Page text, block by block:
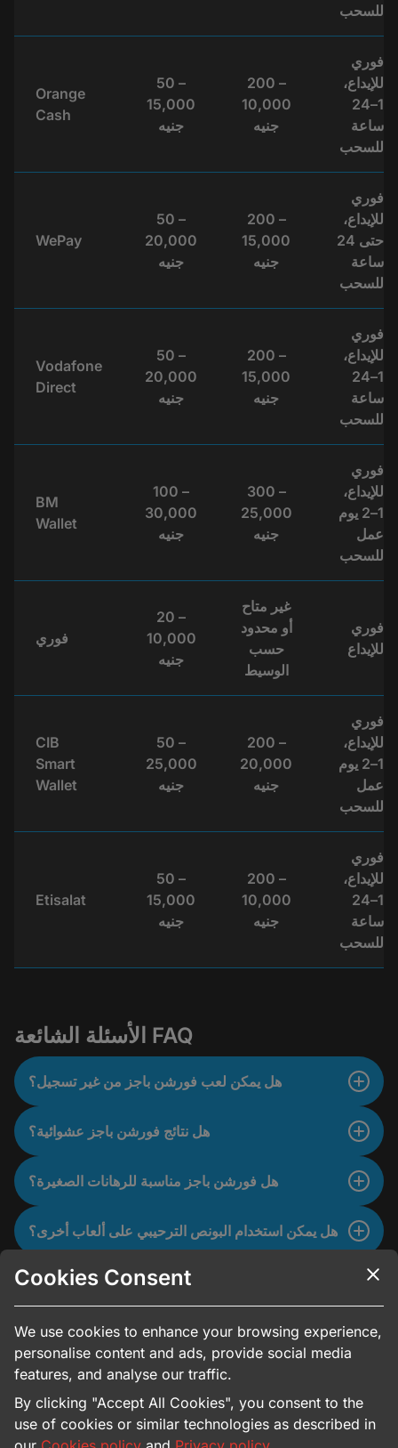
للسحب
Orange
Cash
50 –
15,000
جنيه
200 –
10,000
جنيه
فوري
للإيداع،
1–24
ساعة
للسحب
WePay
50 –
20,000
جنيه
200 –
15,000
جنيه
فوري
للإيداع،
حتى 24
ساعة
للسحب
Vodafone
Direct
50 –
20,000
جنيه
200 –
15,000
جنيه
فوري
للإيداع،
1–24
ساعة
للسحب
BM
Wallet
100 –
30,000
جنيه
300 –
25,000
جنيه
فوري
للإيداع،
1–2 يوم
عمل
للسحب
فوري
20 –
10,000
جنيه
غير متاح
أو محدود
حسب
الوسيط
فوري
للإيداع
CIB
Smart
Wallet
50 –
25,000
جنيه
200 –
20,000
جنيه
فوري
للإيداع،
1–2 يوم
عمل
للسحب
Etisalat
50 –
15,000
جنيه
200 –
10,000
جنيه
فوري
للإيداع،
1–24
ساعة
للسحب
الأسئلة الشائعة FAQ
هل يمكن لعب فورشن باجز من غير تسجيل؟
هل نتائج فورشن باجز عشوائية؟
هل فورشن باجز مناسبة للرهانات الصغيرة؟
هل يمكن استخدام البونص الترحيبي على ألعاب أخرى؟
ماذا أفعل إذا واجهت مشكلة في الإيداع أو السحب؟
Cookies Consent
We use cookies to enhance your browsing experience,
personalise content and ads, provide social media
features, and analyse our traffic.
By clicking "Accept All Cookies", you consent to the
use of cookies or similar technologies as described in